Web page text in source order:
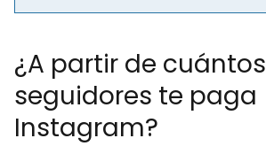
¿A partir de cuántos
seguidores te paga
Instagram?